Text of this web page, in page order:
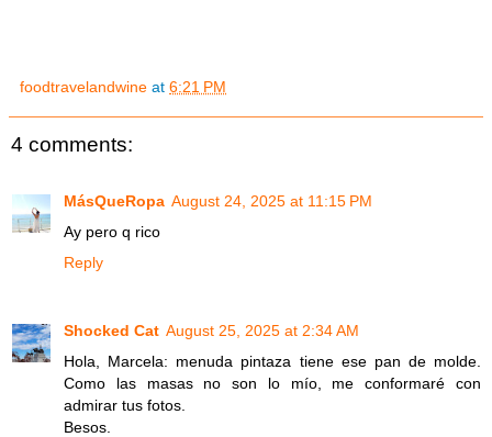
foodtravelandwine at 6:21 PM
4 comments:
MásQueRopa August 24, 2025 at 11:15 PM
Ay pero q rico
Reply
Shocked Cat August 25, 2025 at 2:34 AM
Hola, Marcela: menuda pintaza tiene ese pan de molde.
Como las masas no son lo mío, me conformaré con
admirar tus fotos.
Besos.